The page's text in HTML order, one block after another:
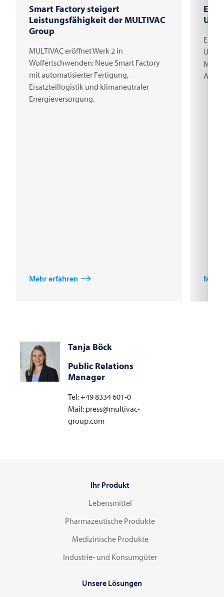
Smart Factory steigert
Leistungsfähigkeit der MULTIVAC
Group
MULTIVAC eröffnet Werk 2 in
Wolfertschwenden: Neue Smart Factory
mit automatisierter Fertigung,
Ersatzteillogistik und klimaneutraler
Energieversorgung.
Mehr erfahren Mehr
Tanja Böck
Public Relations
Manager
Tel: +49 8334 601-0
Mail: press@multivac-
group.com
Ihr Produkt
Lebensmittel
Pharmazeutische Produkte
Medizinische Produkte
Industrie- und Konsumgüter
Unsere Lösungen